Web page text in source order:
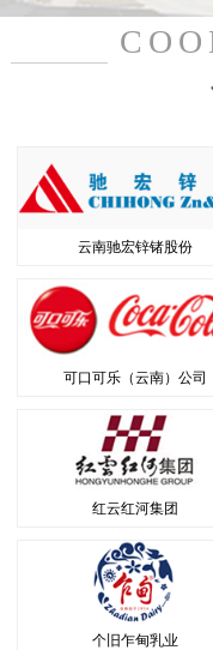
云南驰宏锌锗股份
可口可乐（云南）公司
红云红河集团
个旧乍甸乳业